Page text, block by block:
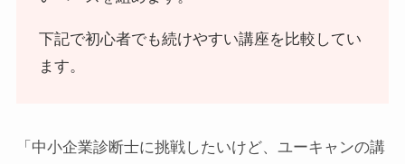
下記で初心者でも続けやすい講座を比較してい
ます。
「中小企業診断士に挑戦したいけど、ユーキャンの講